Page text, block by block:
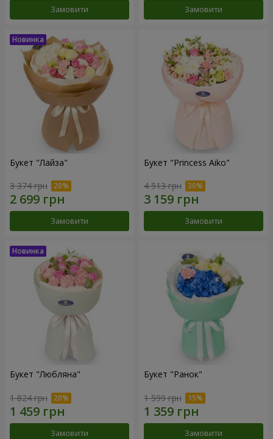
Замовити Замовити
Букет "Лайза"
3 374 грн
Замовити
Букет "Princess Aiko"
4 513 грн
Замовити
Букет "Любляна"
1 824 грн
Замовити
Букет "Ранок"
1 599 грн
Замовити